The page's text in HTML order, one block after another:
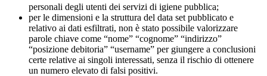
personali degli utenti dei servizi di igiene pubblica;
per le dimensioni e la struttura del data set pubblicato e
relativo ai dati esfiltrati, non è stato possibile valorizzare
parole chiave come “nome” “cognome” “indirizzo”
“posizione debitoria” “username” per giungere a conclusioni
certe relative ai singoli interessati, senza il rischio di ottenere
un numero elevato di falsi positivi.